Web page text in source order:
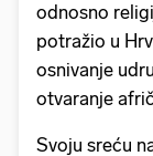
odnosno
potražio u
osnivanje
otvaranje
Svoju sreću